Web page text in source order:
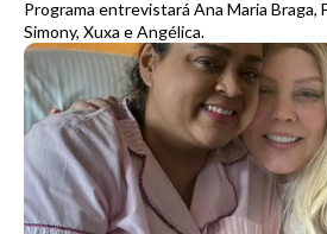
Programa entrevistará Ana Maria Braga,
Simony, Xuxa e Angélica.